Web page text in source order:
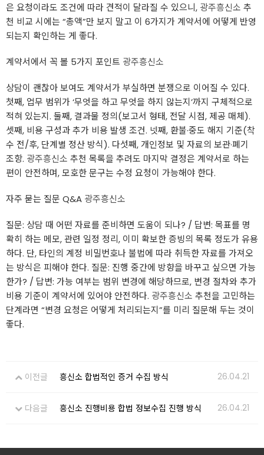
은 요청이라도 조건에 따라 견적이 달라질 수 있으니, 광주흥신소 추
천 비교 시에는 “총액”만 보지 말고 이 6가지가 계약서에 어떻게 반영
되는지 확인하는 게 좋다.
계약서에서 꼭 볼 5가지 포인트 광주흥신소
상담이 괜찮아 보여도 계약서가 부실하면 분쟁으로 이어질 수 있다.
첫째, 업무 범위가 ‘무엇을 하고 무엇을 하지 않는지’까지 구체적으로
적혀 있는지. 둘째, 결과물 정의(보고서 형태, 전달 시점, 제공 매체).
셋째, 비용 구성과 추가 비용 발생 조건. 넷째, 환불·중도 해지 기준(착
수 전/후, 단계별 정산 방식). 다섯째, 개인정보 및 자료의 보관·폐기
조항. 광주흥신소 추천 목록을 추려도 마지막 결정은 계약서로 하는
편이 안전하며, 모호한 문구는 수정 요청이 가능해야 한다.
자주 묻는 질문 Q&A 광주흥신소
질문: 상담 때 어떤 자료를 준비하면 도움이 되나? / 답변: 목표를 명
확히 하는 메모, 관련 일정 정리, 이미 확보한 증빙의 목록 정도가 유용
하다. 단, 타인의 계정 비밀번호나 불법에 따라 취득한 자료를 가져오
는 방식은 피해야 한다. 질문: 진행 중간에 방향을 바꾸고 싶으면 가능
한가? / 답변: 가능 여부는 범위 변경에 해당하므로, 변경 절차와 추가
비용 기준이 계약서에 있어야 안전하다. 광주흥신소 추천을 고민하는
단계라면 “변경 요청은 어떻게 처리되는지”를 미리 질문해 두는 것이
좋다.
이전글 흥신소 합법적인 증거 수집 방식 26.04.21
다음글 흥신소 진행비용 합법 정보수집 진행 방식 26.04.21